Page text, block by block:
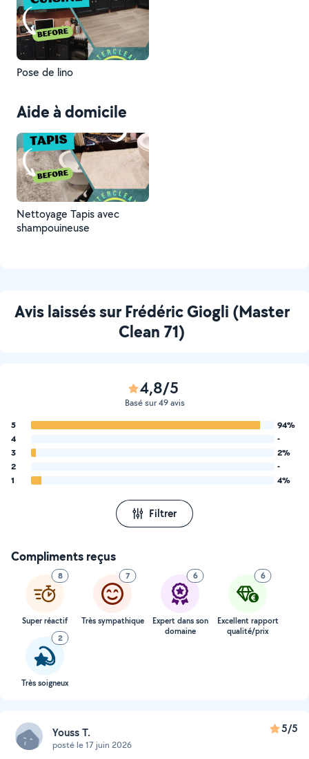
Pose de lino
Aide à domicile
Nettoyage Tapis avec
shampouineuse
Avis laissés sur Frédéric Giogli (Master
Clean 71)
4,8/5
Basé sur 49 avis
5
94%
4
-
3
2%
2
-
1
4%
Filtrer
Compliments reçus
8
Super réactif
7
Très sympathique
6
Expert dans son
domaine
6
Excellent rapport
qualité/prix
2
Très soigneux
Youss T.
posté le 17 juin 2026
5/5